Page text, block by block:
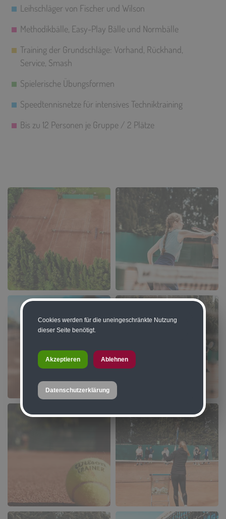
Leihschläger von Fischer und Wilson
Methodikbälle, Easy-Play Bälle und Normbälle
Training der Grundschläge: Vorhand, Rückhand,
Service, Smash
Spielerische Übungsformen
Speedtennisnetze für intensives Techniktraining
Bis zu 12 Personen je Gruppe / 2 Plätze
Cookies werden für die uneingeschränkte Nutzung
dieser Seite benötigt.
Akzeptieren Ablehnen
Datenschutzerklärung